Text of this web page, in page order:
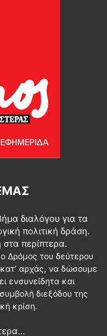
διαλόγου για τα
πολιτική δράση.
περίπτερα.
ο Δρόμος του δεύτερου
αρχάς, να δώσουμε
ενσυνείδητα και
διεξόδου της
κρίση.